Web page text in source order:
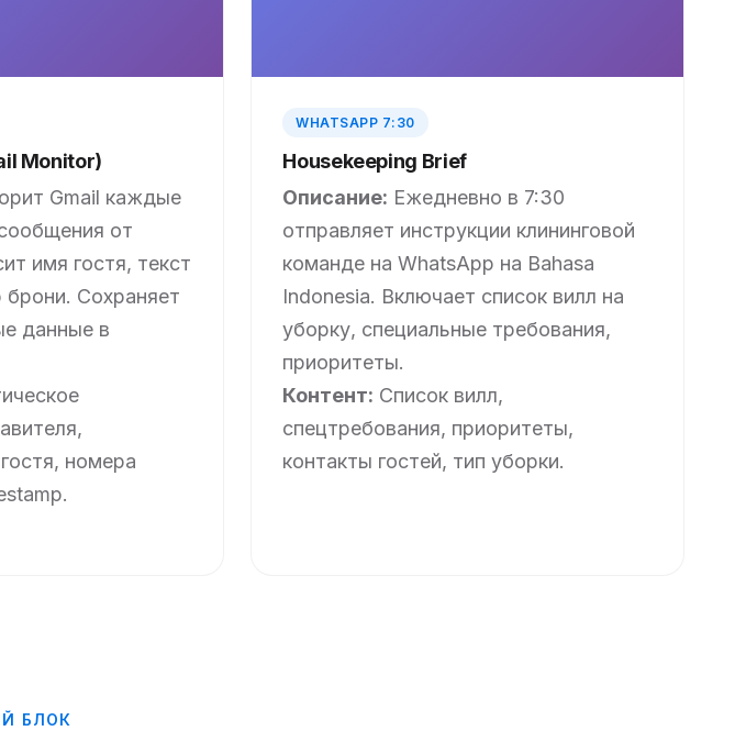
Monitor)
Gmail каждые
от
имя гостя, текст
Сохраняет
данные в
номера
WHATSAPP 7:30
Housekeeping Brief
Описание: Ежедневно в 7:30
отправляет инструкции клининговой
команде на WhatsApp на Bahasa
Indonesia. Включает список вилл на
уборку, специальные требования,
приоритеты.
Контент: Список вилл,
спецтребования, приоритеты,
контакты гостей, тип уборки.
БЛОК